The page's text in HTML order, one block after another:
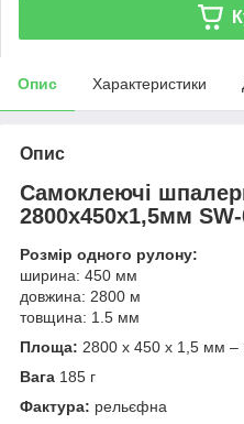
Опис Характеристики
Опис
Самоклеючі
2800х450х1,5мм
Розмір одного рулону:
ширина: 450 мм
довжина: 2800 м
товщина: 1.5 мм
Площа: 2800 х 450 х 1,5 мм –
Вага 185 г
Фактура: рельєфна